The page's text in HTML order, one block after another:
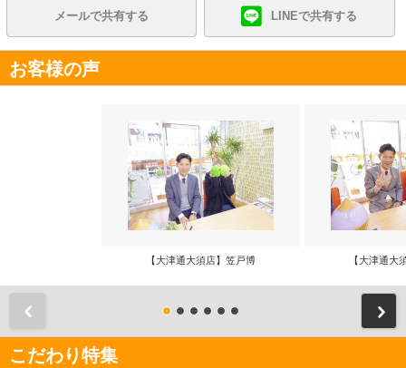
メールで共有する LINEで共有する
お客様の声
【大津通大須店】笠戸博 【大津通大
こだわり特集